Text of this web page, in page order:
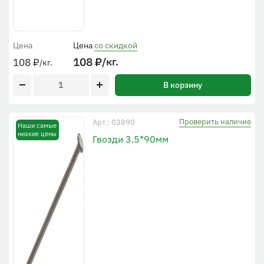
Цена
108₽/кг.
Ценасо скидкой
108₽/кг.
В корзину
Наши самые
низкие цены
Арт.: 03890 Проверить наличие
Гвозди 3.5*90мм